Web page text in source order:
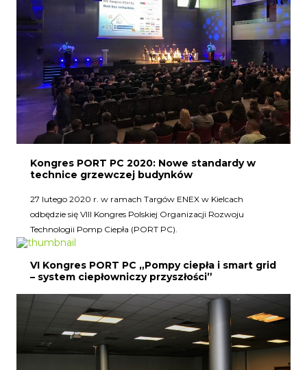
Kongres PORT PC 2020: Nowe standardy w
technice grzewczej budynków
27 lutego 2020 r. w ramach Targów ENEX w Kielcach
odbędzie się VIII Kongres Polskiej Organizacji Rozwoju
Technologii Pomp Ciepła (PORT PC).
VI Kongres PORT PC „Pompy ciepła i smart grid
– system ciepłowniczy przyszłości”